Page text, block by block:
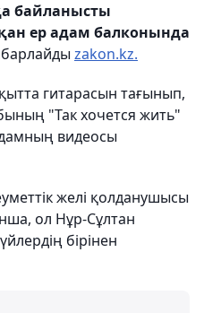
байланысты
ер адам балконында
zakon.kz.
гитарасын тағынып,
"Так хочется жить"
видеосы
желі қолданушысы
ол Нұр-Сұлтан
бірінен